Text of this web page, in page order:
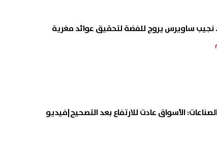
نجيب ساويرس يروج للفضة لتحقيق عوائد مغرية